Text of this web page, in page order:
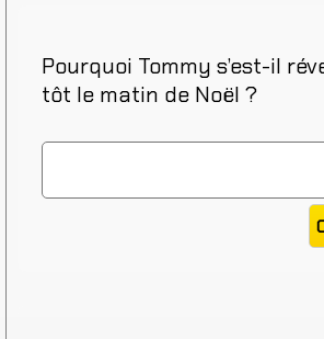
Pourquoi Tommy s’est-il
tôt le matin de Noël ?